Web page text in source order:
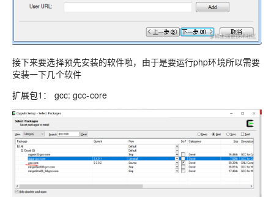
接下来要选择预先安装的软件啦，由于是要运行php环境所以需要
安装一下几个软件
扩展包1： gcc: gcc-core